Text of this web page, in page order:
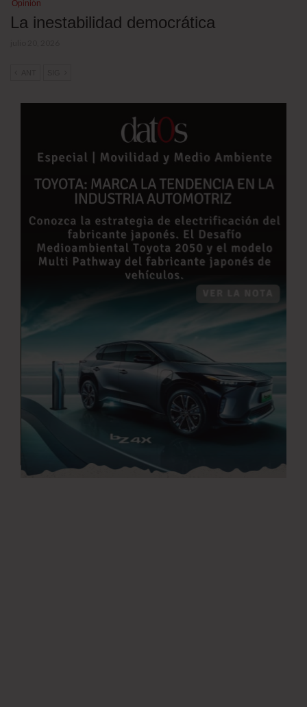
Opinión
La inestabilidad democrática